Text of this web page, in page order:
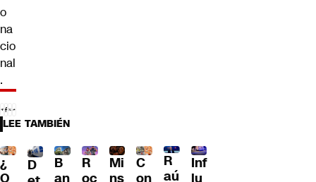
o
na
cio
nal
.
LEE TAMBIÉN
¿
D
B
R
Mi
C
R
aú
Inf